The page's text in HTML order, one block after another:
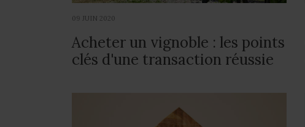
09 JUIN 2020
Acheter un vignoble : les points
clés d'une transaction réussie